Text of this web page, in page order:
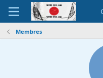
Membres